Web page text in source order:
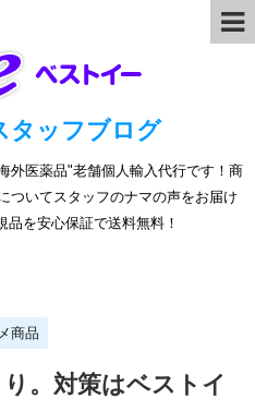
タッフブログ
外医薬品"老舗個人輸入代行です！商
ついてスタッフのナマの声をお届け
品を安心保証で送料無料！
商品
。対策はベストイ